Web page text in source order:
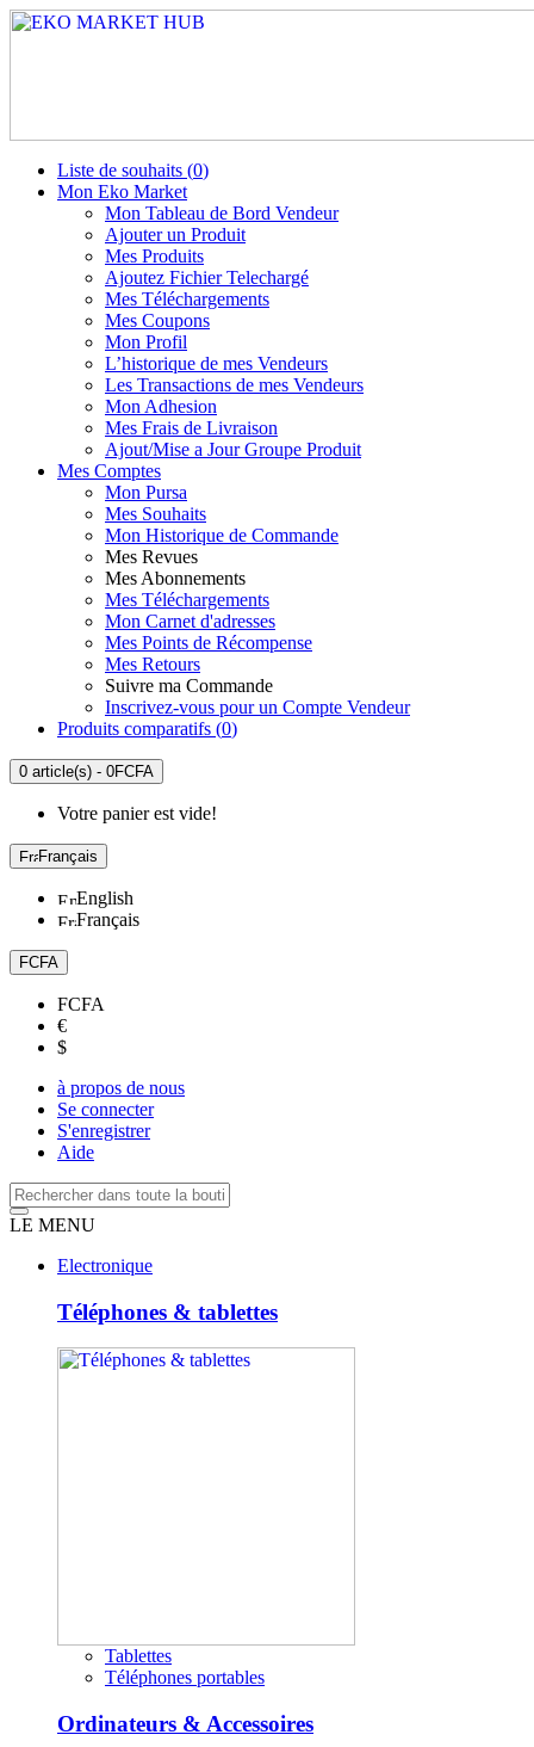
Liste de souhaits (0)
Mon Eko Market
Mon Tableau de Bord Vendeur
Ajouter un Produit
Mes Produits
Ajoutez Fichier Telechargé
Mes Téléchargements
Mes Coupons
Mon Profil
L’historique de mes Vendeurs
Les Transactions de mes Vendeurs
Mon Adhesion
Mes Frais de Livraison
Ajout/Mise a Jour Groupe Produit
Mes Comptes
Mon Pursa
Mes Souhaits
Mon Historique de Commande
Mes Revues
Mes Abonnements
Mes Téléchargements
Mon Carnet d'adresses
Mes Points de Récompense
Mes Retours
Suivre ma Commande
Inscrivez-vous pour un Compte Vendeur
Produits comparatifs (0)
0 article(s) - 0FCFA
Votre panier est vide!
Français
English
Français
FCFA
FCFA
€
$
à propos de nous
Se connecter
S'enregistrer
Aide
LE MENU
Electronique
Téléphones & tablettes
Tablettes
Téléphones portables
Ordinateurs & Accessoires